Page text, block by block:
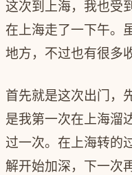
这次到上海，我也受
在上海走了一下午。
地方，不过也有很多
首先就是这次出门，
是我第一次在上海溜
过一次。在上海转的
解开始加深，下一次